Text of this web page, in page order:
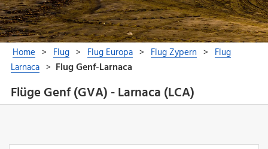
Flüge Genf (GVA) - Larnaca (LCA)